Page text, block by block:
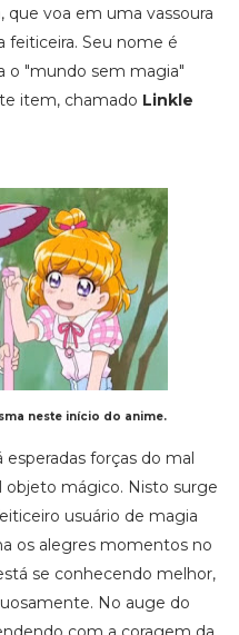
que voa em uma vassoura
feiticeira. Seu nome é
o "mundo sem magia"
item, chamado Linkle
neste início do anime.
esperadas forças do mal
mágico. Nisto surge
usuário de magia
os alegres momentos no
se conhecendo melhor,
No auge do